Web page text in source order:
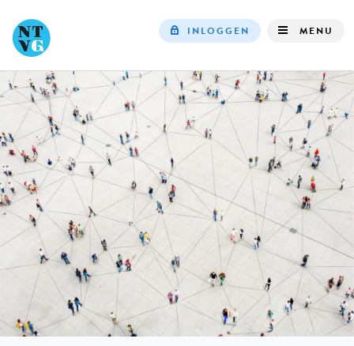
navigation
INLOGGEN MENU